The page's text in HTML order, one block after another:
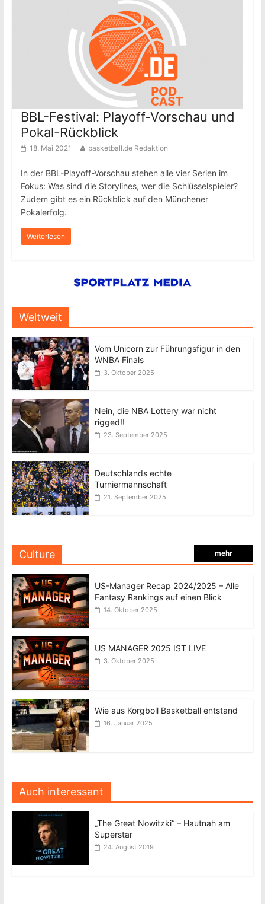
BBL-Festival: Playoff-Vorschau und
Pokal-Rückblick
18. Mai 2021 basketball.de Redaktion
In der BBL-Playoff-Vorschau stehen alle vier Serien im
Fokus: Was sind die Storylines, wer die Schlüsselspieler?
Zudem gibt es ein Rückblick auf den Münchener
Pokalerfolg.
Weiterlesen
Weltweit
Vom Unicorn zur Führungsfigur in den
WNBA Finals
3. Oktober 2025
Nein, die NBA Lottery war nicht
rigged!!
23. September 2025
Deutschlands echte
Turniermannschaft
21. September 2025
Culture mehr
US-Manager Recap 2024/2025 – Alle
Fantasy Rankings auf einen Blick
14. Oktober 2025
US MANAGER 2025 IST LIVE
3. Oktober 2025
Wie aus Korgboll Basketball entstand
16. Januar 2025
Auch interessant
„The Great Nowitzki“ – Hautnah am
Superstar
24. August 2019